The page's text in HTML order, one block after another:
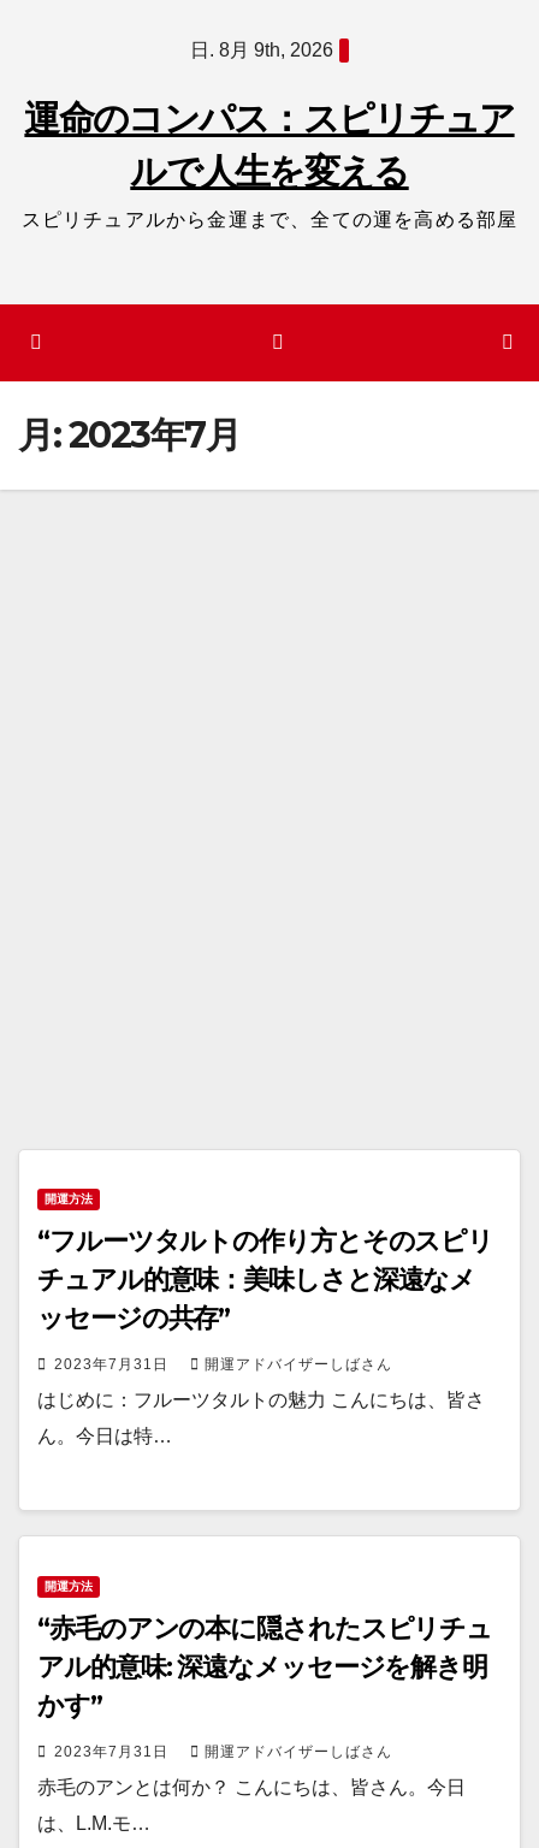
ッ
日. 8月 9th, 2026
運命のコンパス：スピリチュア
ルで人生を変える
スピリチュアルから金運まで、全ての運を高める部屋
月:2023年7月
開運方法
“フルーツタルトの作り方とそのスピリ
チュアル的意味：美味しさと深遠なメ
ッセージの共存”
2023年7月31日 開運アドバイザーしばさん
はじめに：フルーツタルトの魅力 こんにちは、皆さ
ん。今日は特…
開運方法
“赤毛のアンの本に隠されたスピリチュ
アル的意味: 深遠なメッセージを解き明
かす”
2023年7月31日 開運アドバイザーしばさん
赤毛のアンとは何か？ こんにちは、皆さん。今日
は、L.M.モ…